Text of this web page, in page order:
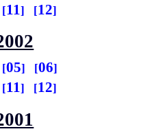
11 12
05
06
11 12